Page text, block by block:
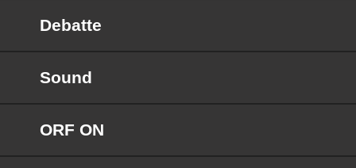
Debatte
Sound
ORF ON